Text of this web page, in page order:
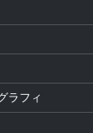
ラフィ